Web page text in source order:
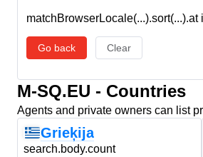
matchBrowserLocale(...).sort(...).at
Go back Clear
M-SQ.EU - Countries
Agents and private owners can list
Grieķija
search.body.count